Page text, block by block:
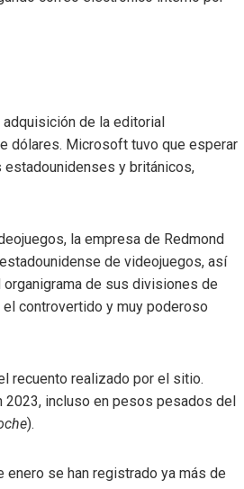
de la editorial
dólares. Microsoft tuvo que esperar
y británicos,
la empresa de Redmond
de videojuegos, así
de sus divisiones de
controvertido y muy poderoso
recuento realizado por el sitio.
2023, incluso en pesos pesados ​​del
).
se han registrado ya más de